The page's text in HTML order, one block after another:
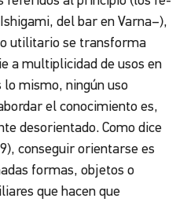
del bar en Varna–),
utilitario se transforma
a multiplicidad de usos en
lo mismo, ningún uso
el conocimiento es,
desorientado. Como dice
conseguir orientarse es
formas, objetos o
que hacen que